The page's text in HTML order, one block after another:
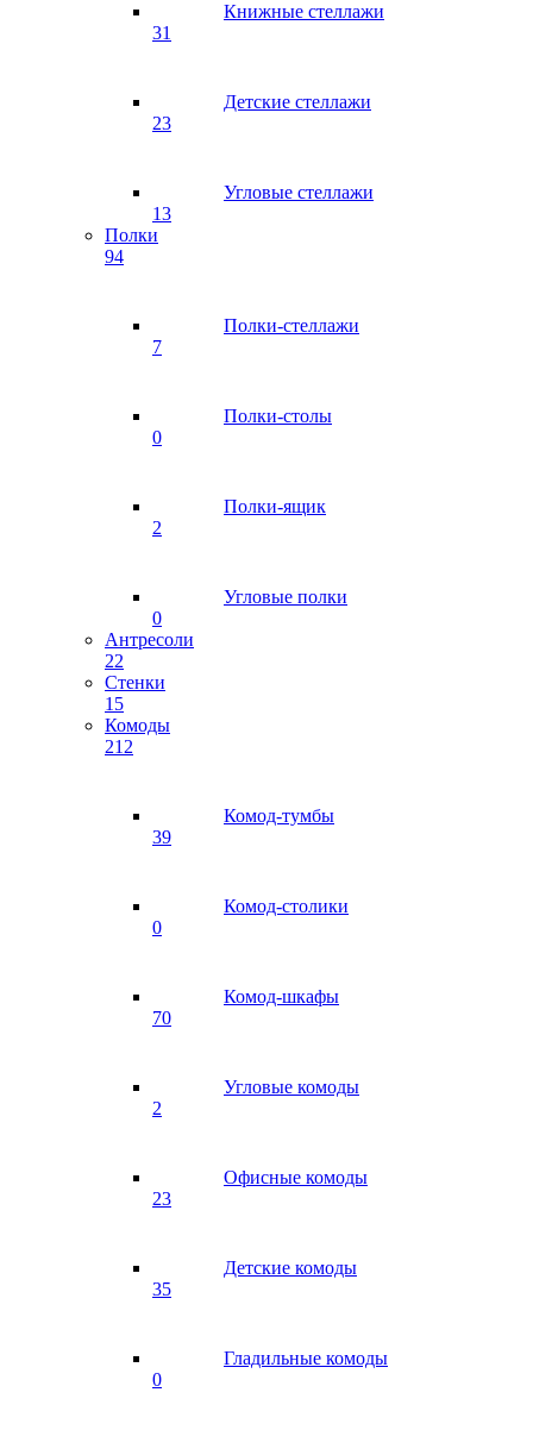
Книжные стеллажи
31
Детские стеллажи
23
Угловые стеллажи
13
Полки
94
Полки-стеллажи
7
Полки-столы
0
Полки-ящик
2
Угловые полки
0
Антресоли
22
Стенки
15
Комоды
212
Комод-тумбы
39
Комод-столики
0
Комод-шкафы
70
Угловые комоды
2
Офисные комоды
23
Детские комоды
35
Гладильные комоды
0